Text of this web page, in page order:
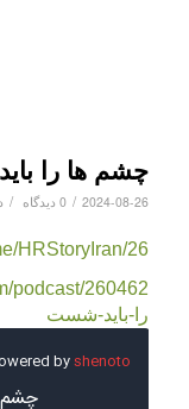
چشم ها را
2024-08-26
/ 0 دیدگاه /
HRStoryIran/26
را-باید-شست